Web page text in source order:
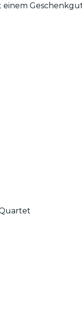
einem